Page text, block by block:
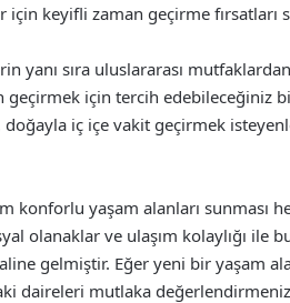
keyifli zaman geçirme fırsatları
yanı sıra uluslararası
geçirmek için tercih edebileceğiniz
doğayla iç içe vakit geçirmek
konforlu yaşam alanları sunması
olanaklar ve ulaşım kolaylığı ile
gelmiştir. Eğer yeni bir yaşam
daireleri mutlaka